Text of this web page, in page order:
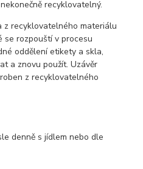
recyklovatelný.
z recyklovatelného materiálu
se rozpouští v procesu
oddělení etikety a skla,
a znovu použít. Uzávěr
z recyklovatelného
denně s jídlem nebo dle